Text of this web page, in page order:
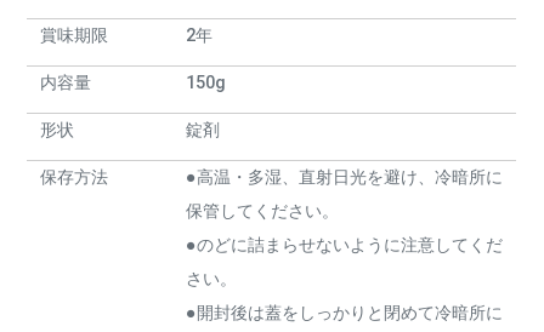
賞味期限 2年
内容量 150g
形状 錠剤
保存方法
●高温・多湿、直射日光を避け、冷暗所に
保管してください。
●のどに詰まらせないように注意してくだ
さい。
●開封後は蓋をしっかりと閉めて冷暗所に